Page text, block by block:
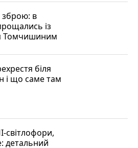
зброю: в
із
Томчишиним
біля
і що саме там
світлофори,
детальний